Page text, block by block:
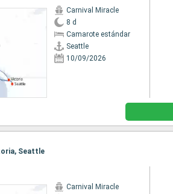
Carnival Miracle
8 d
Camarote estándar
Seattle
10/09/2026
Seattle
Carnival Miracle